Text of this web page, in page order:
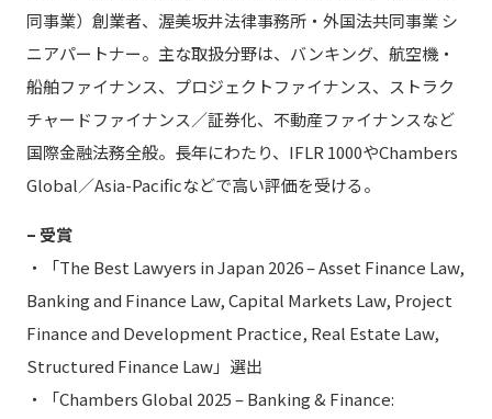
同事業）創業者、渥美坂井法律事務所・外国法共同事業 シ
ニアパートナー。主な取扱分野は、バンキング、航空機・
船舶ファイナンス、プロジェクトファイナンス、ストラク
チャードファイナンス／証券化、不動産ファイナンスなど
国際金融法務全般。長年にわたり、IFLR 1000やChambers
Global／Asia-Pacificなどで高い評価を受ける。
– 受賞
・「The Best Lawyers in Japan 2026 – Asset Finance Law,
Banking and Finance Law, Capital Markets Law, Project
Finance and Development Practice, Real Estate Law,
Structured Finance Law」選出
・「Chambers Global 2025 – Banking & Finance: